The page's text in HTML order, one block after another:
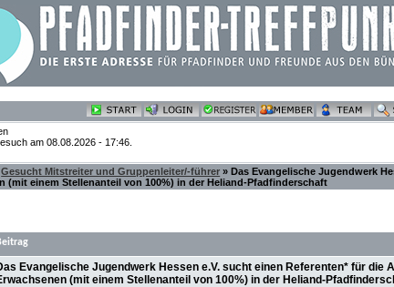
am 08.08.2026 - 17:46.
Gesucht Mitstreiter und Gruppenleiter/-führer » Das Evangelische Jugendwerk
(mit einem Stellenanteil von 100%) in der Heliand-Pfadfinderschaft
Evangelische Jugendwerk Hessen e.V. sucht einen Referenten* für die
(mit einem Stellenanteil von 100%) in der Heliand-